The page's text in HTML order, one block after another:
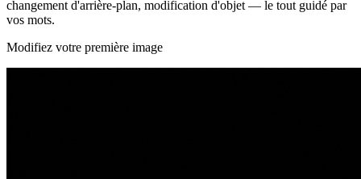
changement d'arrière-plan, modification d'objet — le tout guidé par
vos mots.
Modifiez votre première image